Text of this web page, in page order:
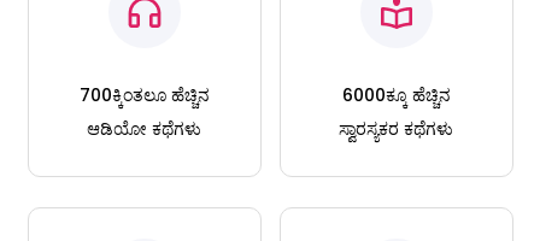
700ಕ್ಕಿಂತಲೂ ಹೆಚ್ಚಿನ
ಆಡಿಯೋ ಕಥೆಗಳು
6000ಕ್ಕೂ ಹೆಚ್ಚಿನ
ಸ್ವಾರಸ್ಯಕರ ಕಥೆಗಳು